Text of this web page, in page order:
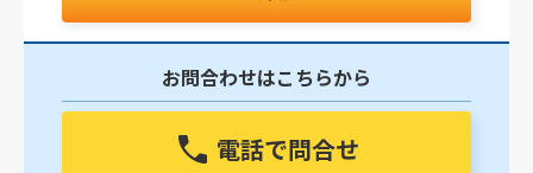
お問合わせはこちらから
電話で問合せ